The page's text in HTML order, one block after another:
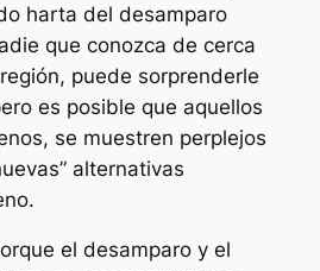
harta del desamparo
que conozca de cerca
puede sorprenderle
es posible que aquellos
se muestren perplejos
alternativas
el desamparo y el